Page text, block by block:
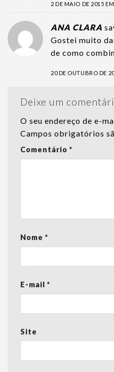
2 DE MAIO DE 2015
ANA CLARA
Gostei muito
de como
20 DE OUTUBRO DE
Deixe um
O seu endereço de e-
Campos obrigatórios
Comentário *
Nome *
E-mail *
Site